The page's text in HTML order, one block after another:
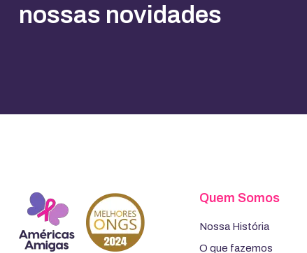
nossas novidades
Quem Somos
Nossa História
O que fazemos